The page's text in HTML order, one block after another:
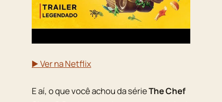
▶️ Ver na Netflix
E aí, o que você achou da sérieThe Chef